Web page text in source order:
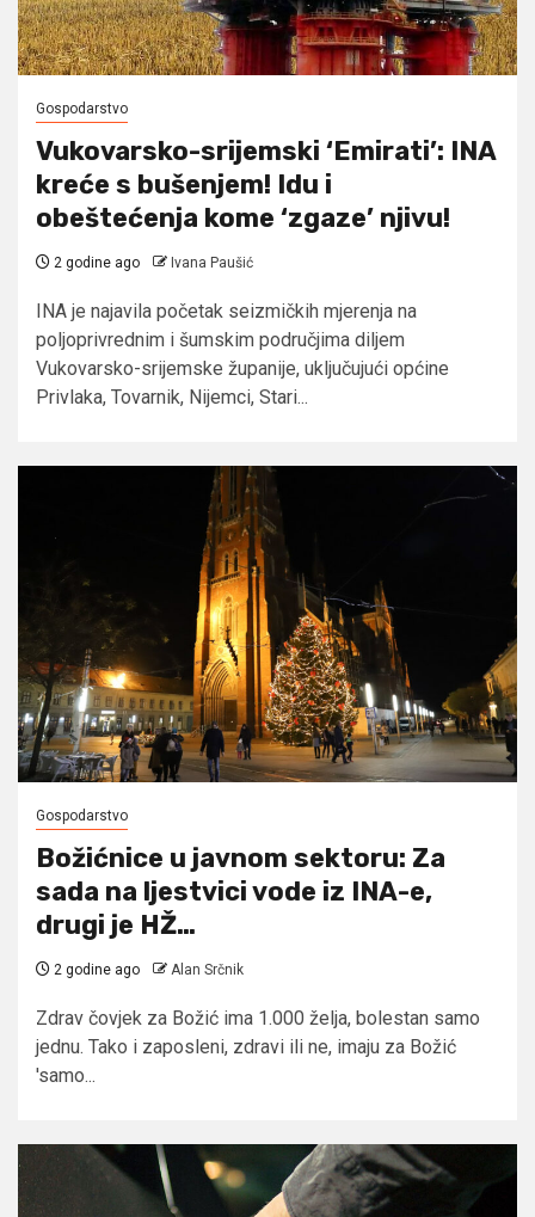
Gospodarstvo
Vukovarsko-srijemski ‘Emirati’: INA
kreće s bušenjem! Idu i
obeštećenja kome ‘zgaze’ njivu!
2 godine ago Ivana Paušić
INA je najavila početak seizmičkih mjerenja na
poljoprivrednim i šumskim područjima diljem
Vukovarsko-srijemske županije, uključujući općine
Privlaka, Tovarnik, Nijemci, Stari...
Gospodarstvo
Božićnice u javnom sektoru: Za
sada na ljestvici vode iz INA-e,
drugi je HŽ…
2 godine ago Alan Srčnik
Zdrav čovjek za Božić ima 1.000 želja, bolestan samo
jednu. Tako i zaposleni, zdravi ili ne, imaju za Božić
'samo...